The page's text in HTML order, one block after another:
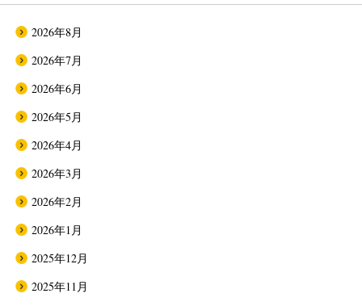
2026年8月
2026年7月
2026年6月
2026年5月
2026年4月
2026年3月
2026年2月
2026年1月
2025年12月
2025年11月